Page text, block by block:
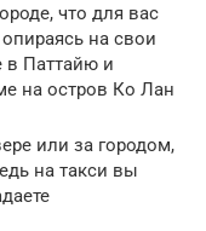
что для вас
на свои
в Паттайю и
на остров Ко Лан
или за городом,
на такси вы